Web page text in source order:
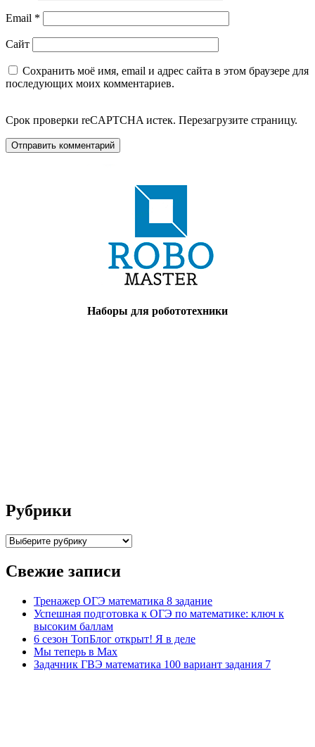
Email *
Сайт
Сохранить моё имя, email и адрес сайта в этом браузере для
последующих моих комментариев.
Срок проверки reCAPTCHA истек. Перезагрузите страницу.
Наборы для робототехники
Рубрики
Рубрики
Свежие записи
Тренажер ОГЭ математика 8 задание
Успешная подготовка к ОГЭ по математике: ключ к
высоким баллам
6 сезон ТопБлог открыт! Я в деле
Мы теперь в Max
Задачник ГВЭ математика 100 вариант задания 7